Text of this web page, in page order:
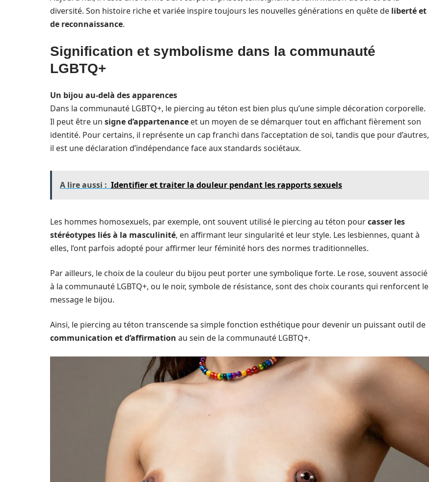
diversité. Son histoire riche et variée inspire toujours les nouvelles générations en quête de liberté et
de reconnaissance.
Signification et symbolisme dans la communauté
LGBTQ+
Un bijou au-delà des apparences
Dans la communauté LGBTQ+, le piercing au téton est bien plus qu’une simple décoration corporelle.
Il peut être un signe d’appartenance et un moyen de se démarquer tout en affichant fièrement son
identité. Pour certains, il représente un cap franchi dans l’acceptation de soi, tandis que pour d’autres,
il est une déclaration d’indépendance face aux standards sociétaux.
A lire aussi : Identifier et traiter la douleur pendant les rapports sexuels
Les hommes homosexuels, par exemple, ont souvent utilisé le piercing au téton pourcasser les
stéréotypes liés à la masculinité, en affirmant leur singularité et leur style. Les lesbiennes, quant à
elles, l’ont parfois adopté pour affirmer leur féminité hors des normes traditionnelles.
Par ailleurs, le choix de la couleur du bijou peut porter une symbolique forte. Le rose, souvent associé
à la communauté LGBTQ+, ou le noir, symbole de résistance, sont des choix courants qui renforcent le
message le bijou.
Ainsi, le piercing au téton transcende sa simple fonction esthétique pour devenir un puissant outil de
communication et d’affirmation au sein de la communauté LGBTQ+.